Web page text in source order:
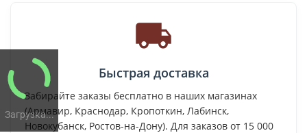
Загрузка...
Быстрая доставка
Забирайте заказы бесплатно в наших магазинах
(Армавир, Краснодар, Кропоткин, Лабинск,
Новокубанск, Ростов-на-Дону). Для заказов от 15 000